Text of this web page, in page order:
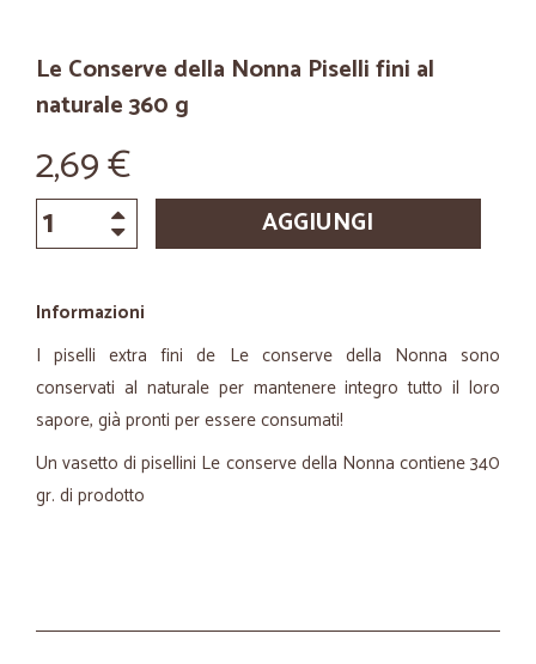
Le Conserve della Nonna Piselli fini al
naturale 360 g
2,69 €
AGGIUNGI
Informazioni
I piselli extra fini de Le conserve della Nonna sono
conservati al naturale per mantenere integro tutto il loro
sapore, già pronti per essere consumati!
Un vasetto di pisellini Le conserve della Nonna contiene 340
gr. di prodotto